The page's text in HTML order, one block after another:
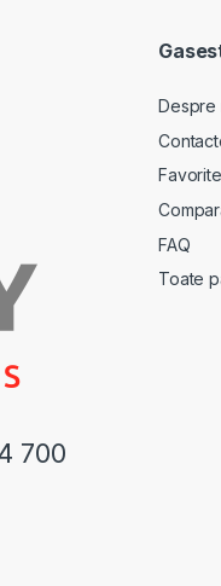
700
Despre
Favorite
FAQ
Toate